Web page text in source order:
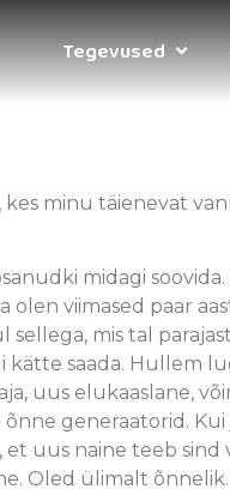
Tegevused
minu täienevat
midagi soovida.
olen viimased paar
mis tal
kätte saada. Hullem
uus elukaaslane,
generaatorid. Kui
uus naine teeb sind
Oled ülimalt õnnelik.